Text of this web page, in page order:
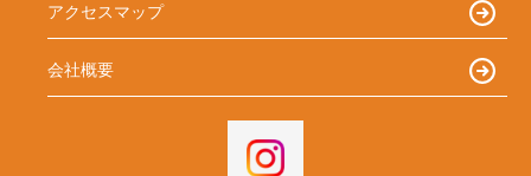
アクセスマップ
会社概要